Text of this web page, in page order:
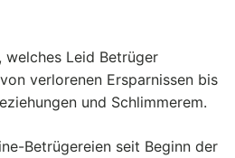
welches Leid Betrüger
verlorenen Ersparnissen bis
und Schlimmerem.
Betrügereien seit Beginn der